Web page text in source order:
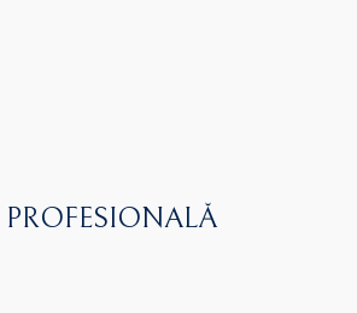
PROFESIONALĂ